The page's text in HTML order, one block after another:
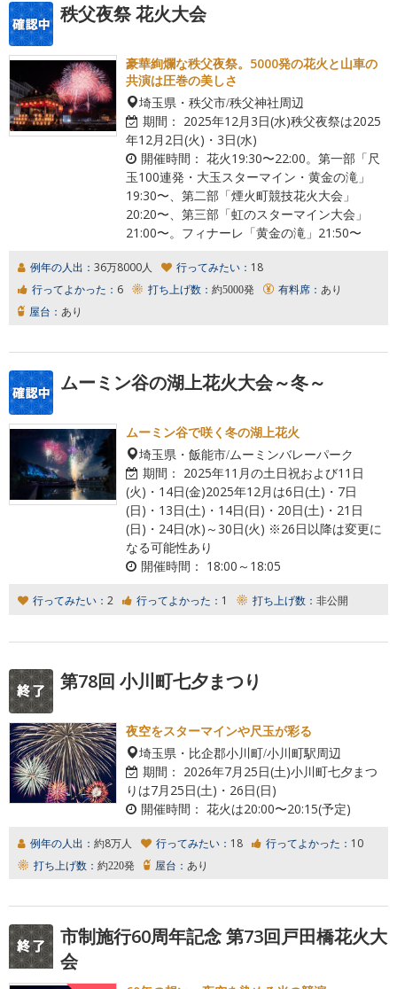
秩父夜祭 花火大会
豪華絢爛な秩父夜祭。5000発の花火と山車の
共演は圧巻の美しさ
埼玉県・秩父市/秩父神社周辺
期間： 2025年12月3日(水)秩父夜祭は2025
年12月2日(火)・3日(水)
開催時間： 花火19:30〜22:00。第一部「尺
玉100連発・大玉スターマイン・黄金の滝」
19:30〜、第二部「煙火町競技花火大会」
20:20〜、第三部「虹のスターマイン大会」
21:00〜。フィナーレ「黄金の滝」21:50〜
例年の人出： 36万8000人 行ってみたい： 18
行ってよかった： 6 打ち上げ数： 約5000発 有料席： あり
屋台： あり
ムーミン谷の湖上花火大会～冬～
ムーミン谷で咲く冬の湖上花火
埼玉県・飯能市/ムーミンバレーパーク
期間： 2025年11月の土日祝および11日
(火)・14日(金)2025年12月は6日(土)・7日
(日)・13日(土)・14日(日)・20日(土)・21日
(日)・24日(水)～30日(火) ※26日以降は変更に
なる可能性あり
開催時間： 18:00～18:05
行ってみたい： 2 行ってよかった： 1 打ち上げ数： 非公開
第78回 小川町七夕まつり
夜空をスターマインや尺玉が彩る
埼玉県・比企郡小川町/小川町駅周辺
期間： 2026年7月25日(土)小川町七夕まつ
りは7月25日(土)・26日(日)
開催時間： 花火は20:00〜20:15(予定)
例年の人出： 約8万人 行ってみたい： 18 行ってよかった： 10
打ち上げ数： 約220発 屋台： あり
市制施行60周年記念 第73回戸田橋花火大
会